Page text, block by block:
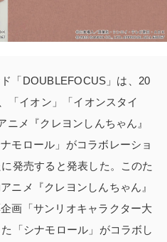
「DOUBLEFOCUS」は、20
「イオン」「イオンスタイ
ニメ『クレヨンしんちゃん』
モロール」がコラボレーショ
発売すると発表した。このた
ニメ『クレヨンしんちゃん』
画「サンリオキャラクター大
「シナモロール」がコラボし